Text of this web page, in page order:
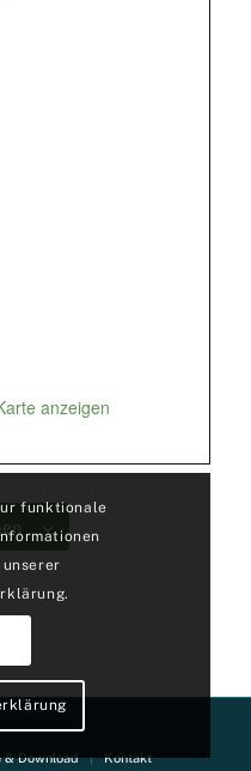
anzeigen
& Download
Kontakt
funktionale